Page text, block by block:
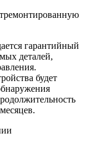
гарантийный
деталей,
будет